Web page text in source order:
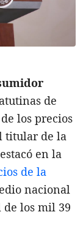
de
los precios
titular de la
en la
de la
nacional
los mil 39